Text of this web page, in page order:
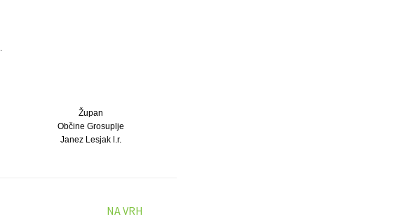
Župan
Občine Grosuplje
Janez Lesjak l.r.
NA VRH